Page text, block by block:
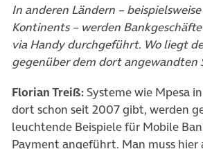
In anderen Ländern –
Kontinents – werden
via Handy durchgeführt. Wo liegt
gegenüber dem dort angewandten
Florian Treiß: Systeme wie Mpesa
dort schon seit 2007 gibt, werden
leuchtende Beispiele für Mobile
Payment angeführt. Man muss hier